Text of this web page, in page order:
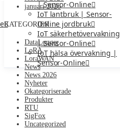
| Sensor-Online
IoT lantbruk | Sensor-
Online jordbruk
IoT säkerhetövervakning
| Sensor-Online
IoT hälsa övervakning |
Sensor-Online
januari 2026
KATEGORIER
DataLogger
LoRA
LoraWAN
News
News 2026
Nyheter
Okategoriserade
Produkter
RTU
SigFox
Uncategorized